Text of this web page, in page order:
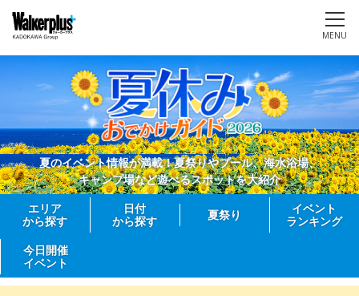
MENU
夏のイベント情報が満載！夏祭りやプール、海水浴場、
キャンプ場など遊べるスポットを大紹介
エリア
から探す
日付
から探す
夏祭り
イベント
ランキング
今日開催
イベント